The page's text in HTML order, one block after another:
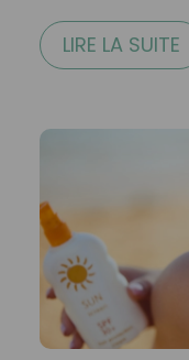
LIRE LA SUITE